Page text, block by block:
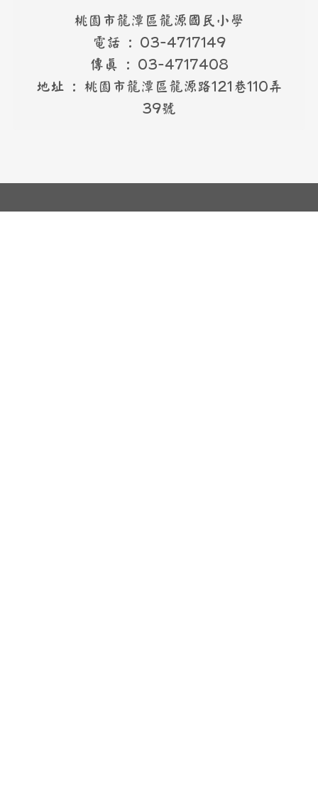
桃園市龍潭區龍源國民小學
電話 : 03-4717149
傳真 : 03-4717408
地址 : 桃園市龍潭區龍源路121巷110弄
39號